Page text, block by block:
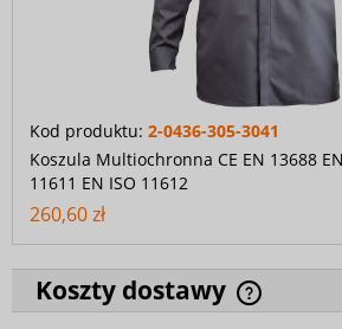
Kod produktu: 2-0436-305-3041
Koszula Multiochronna CE EN 13688
11611 EN ISO 11612
260,60 zł
Koszty dostawy